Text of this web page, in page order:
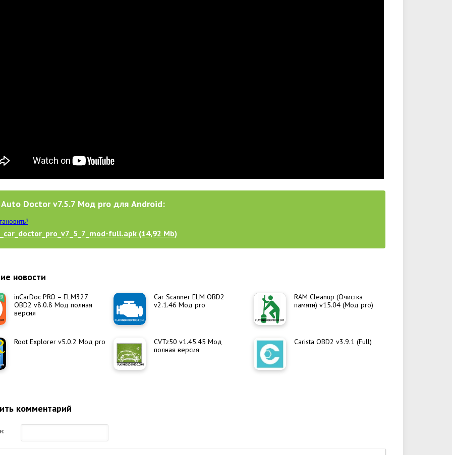
Auto Doctor v7.5.7 Мод pro для Android:
full.apk (14,92 Mb)
новости
inCarDoc PRO – ELM327
OBD2 v8.0.8 Мод полная
версия
Car Scanner ELM OBD2
v2.1.46 Мод pro
RAM Cleanup (Очистка
памяти) v15.04 (Мод pro)
Root Explorer v5.0.2 Мод pro
CVTz50 v1.45.45 Мод
полная версия
Carista OBD2 v3.9.1 (Full)
комментарий